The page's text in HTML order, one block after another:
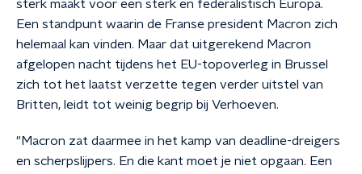
sterk maakt voor een sterk en federalistisch Europa.
Een standpunt waarin de Franse president Macron zich
helemaal kan vinden. Maar dat uitgerekend Macron
afgelopen nacht tijdens het EU-topoverleg in Brussel
zich tot het laatst verzette tegen verder uitstel van
Britten, leidt tot weinig begrip bij Verhoeven.
"Macron zat daarmee in het kamp van deadline-dreigers
en scherpslijpers. En die kant moet je niet opgaan. Een